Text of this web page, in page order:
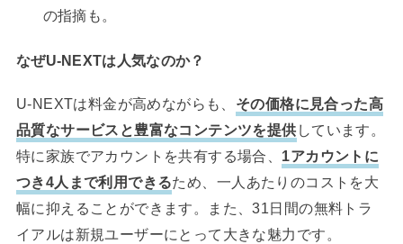
の指摘も。
なぜU-NEXTは人気なのか？
U-NEXTは料金が高めながらも、 その価格に見合った高
品質なサービスと豊富なコンテンツを提供 しています。
特に家族でアカウントを共有する場合、 1アカウントに
つき4人まで利用できるため、一人あたりのコストを大
幅に抑えることができます。また、31日間の無料トラ
イアルは新規ユーザーにとって大きな魅力です。